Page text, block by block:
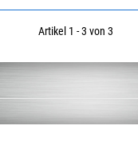
Artikel 1 - 3 von 3